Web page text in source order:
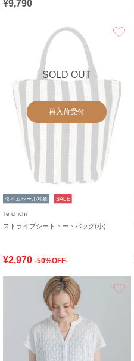
¥9,790
SOLD OUT
再入荷受付
タイムセール対象 SALE
Te chichi
ストライプシートトートバッグ(小)
¥2,970 -50%OFF-